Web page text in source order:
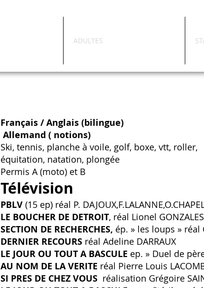
ADULTES
Français / Anglais (bilingue)
Allemand ( notions)
Ski, tennis, planche à voile, golf, boxe, vtt, roller,
équitation, natation, plongée
Permis A (moto) et B
Télévision
PBLV (15 ep) réal P.
LE BOUCHER DE DETROIT, réal Lionel GONZALES
SECTION DE RECHERCHES, ép. » les loups » réal
DERNIER RECOURS réal Adeline DARRAUX
LE JOUR OU TOUT A BASCULE ep. » Duel de
AU NOM DE LA VERITE réal Pierre Louis
SI PRES DE CHEZ VOUS réalisation Grégoire